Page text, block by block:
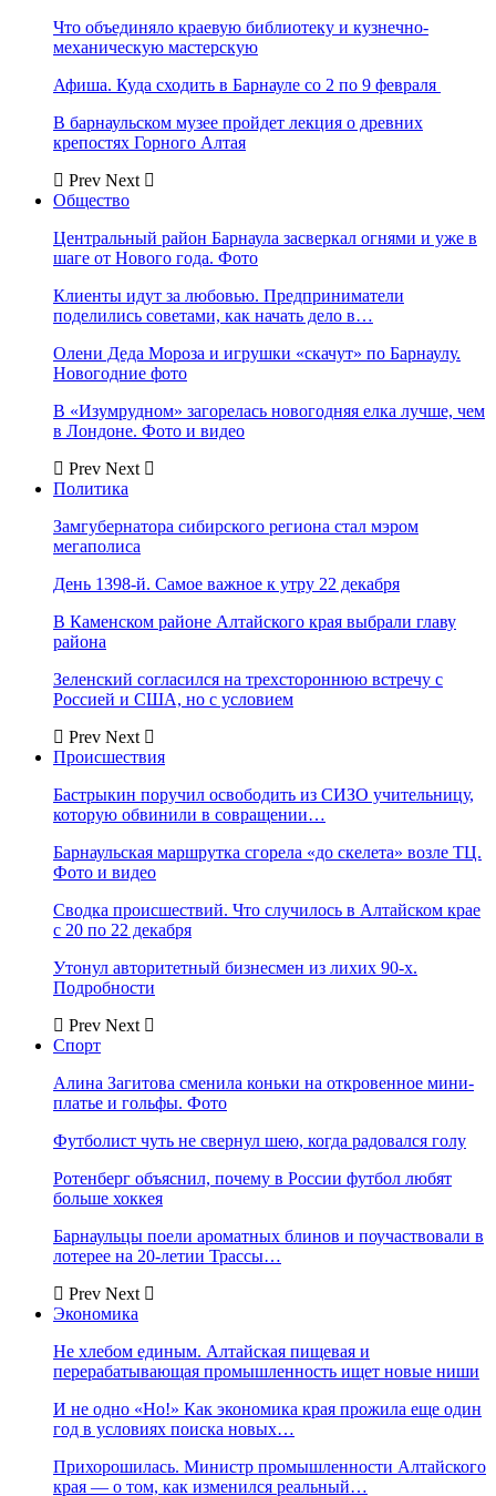
Что объединяло краевую библиотеку и кузнечно-
механическую мастерскую
Афиша. Куда сходить в Барнауле со 2 по 9 февраля
В барнаульском музее пройдет лекция о древних
крепостях Горного Алтая
Prev Next
Общество
Центральный район Барнаула засверкал огнями и уже в
шаге от Нового года. Фото
Клиенты идут за любовью. Предприниматели
поделились советами, как начать дело в…
Олени Деда Мороза и игрушки «скачут» по Барнаулу.
Новогодние фото
В «Изумрудном» загорелась новогодняя елка лучше, чем
в Лондоне. Фото и видео
Prev Next
Политика
Замгубернатора сибирского региона стал мэром
мегаполиса
День 1398-й. Самое важное к утру 22 декабря
В Каменском районе Алтайского края выбрали главу
района
Зеленский согласился на трехстороннюю встречу с
Россией и США, но с условием
Prev Next
Происшествия
Бастрыкин поручил освободить из СИЗО учительницу,
которую обвинили в совращении…
Барнаульская маршрутка сгорела «до скелета» возле ТЦ.
Фото и видео
Сводка происшествий. Что случилось в Алтайском крае
с 20 по 22 декабря
Утонул авторитетный бизнесмен из лихих 90-х.
Подробности
Prev Next
Спорт
Алина Загитова сменила коньки на откровенное мини-
платье и гольфы. Фото
Футболист чуть не свернул шею, когда радовался голу
Ротенберг объяснил, почему в России футбол любят
больше хоккея
Барнаульцы поели ароматных блинов и поучаствовали в
лотерее на 20-летии Трассы…
Prev Next
Экономика
Не хлебом единым. Алтайская пищевая и
перерабатывающая промышленность ищет новые ниши
И не одно «Но!» Как экономика края прожила еще один
год в условиях поиска новых…
Прихорошилась. Министр промышленности Алтайского
края — о том, как изменился реальный…